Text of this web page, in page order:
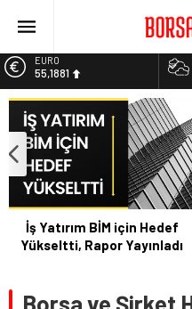
Kayseri Şeker Fabrika
Bitcoin Halving Sonrası
2027 Borsa
Borsa Bugün Ne Olur?
EURO
55,1881
ALTIN
6.660,55
BİST
13.779,39
DOLAR
47,7111
İş Yatırım BİM için Hedef
Yükseltti, Rapor Yayınladı